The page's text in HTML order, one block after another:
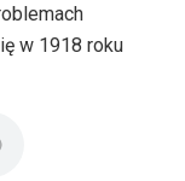
w 1918 roku